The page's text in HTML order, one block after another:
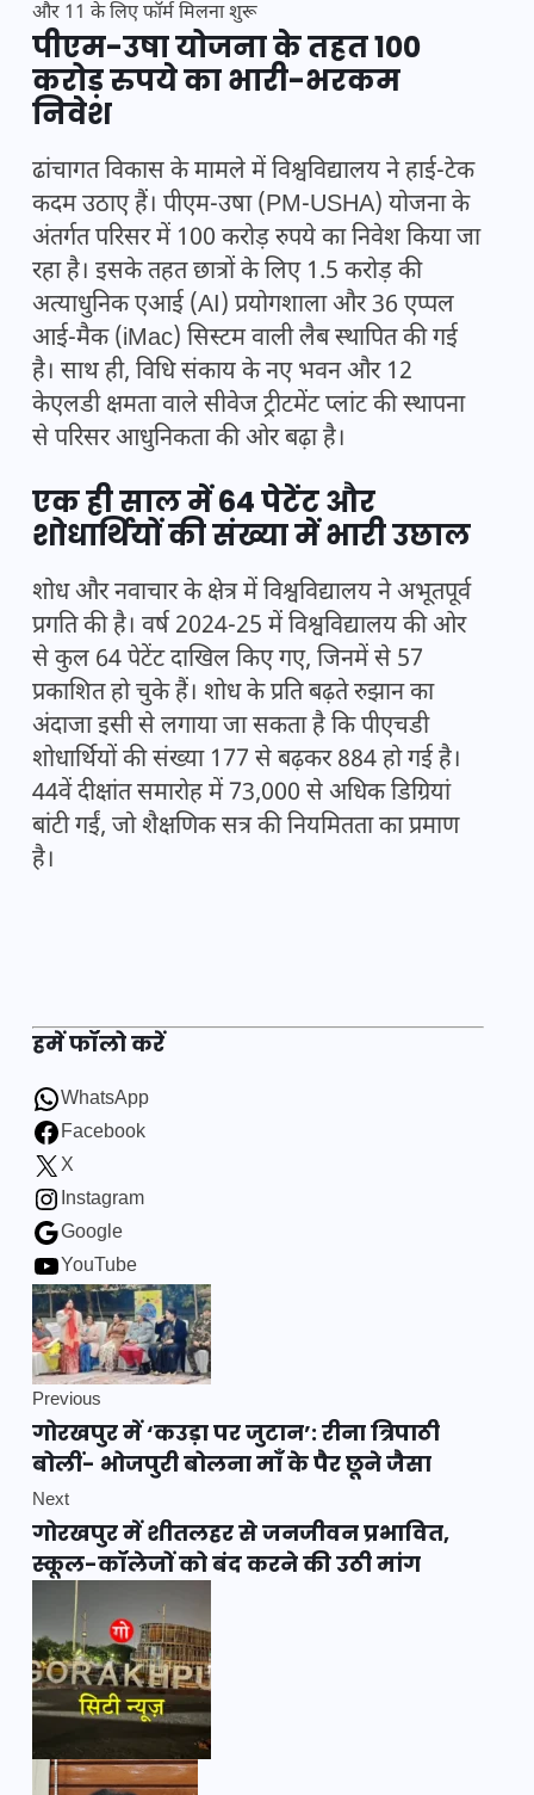
और 11 के लिए फॉर्म मिलना शुरू
पीएम-उषा योजना के तहत 100
करोड़ रुपये का भारी-भरकम
निवेश
ढांचागत विकास के मामले में विश्वविद्यालय ने हाई-टेक
कदम उठाए हैं। पीएम-उषा (PM-USHA) योजना के
अंतर्गत परिसर में 100 करोड़ रुपये का निवेश किया जा
रहा है। इसके तहत छात्रों के लिए 1.5 करोड़ की
अत्याधुनिक एआई (AI) प्रयोगशाला और 36 एप्पल
आई-मैक (iMac) सिस्टम वाली लैब स्थापित की गई
है। साथ ही, विधि संकाय के नए भवन और 12
केएलडी क्षमता वाले सीवेज ट्रीटमेंट प्लांट की स्थापना
से परिसर आधुनिकता की ओर बढ़ा है।
एक ही साल में 64 पेटेंट और
शोधार्थियों की संख्या में भारी उछाल
शोध और नवाचार के क्षेत्र में विश्वविद्यालय ने अभूतपूर्व
प्रगति की है। वर्ष 2024-25 में विश्वविद्यालय की ओर
से कुल 64 पेटेंट दाखिल किए गए, जिनमें से 57
प्रकाशित हो चुके हैं। शोध के प्रति बढ़ते रुझान का
अंदाजा इसी से लगाया जा सकता है कि पीएचडी
शोधार्थियों की संख्या 177 से बढ़कर 884 हो गई है।
44वें दीक्षांत समारोह में 73,000 से अधिक डिग्रियां
बांटी गईं, जो शैक्षणिक सत्र की नियमितता का प्रमाण
है।
हमें फॉलो करें
WhatsApp
Facebook
X
Instagram
Google
YouTube
Previous
गोरखपुर में ‘कउड़ा पर जुटान’: रीना त्रिपाठी
बोलीं- भोजपुरी बोलना माँ के पैर छूने जैसा
Next
गोरखपुर में शीतलहर से जनजीवन प्रभावित,
स्कूल-कॉलेजों को बंद करने की उठी मांग